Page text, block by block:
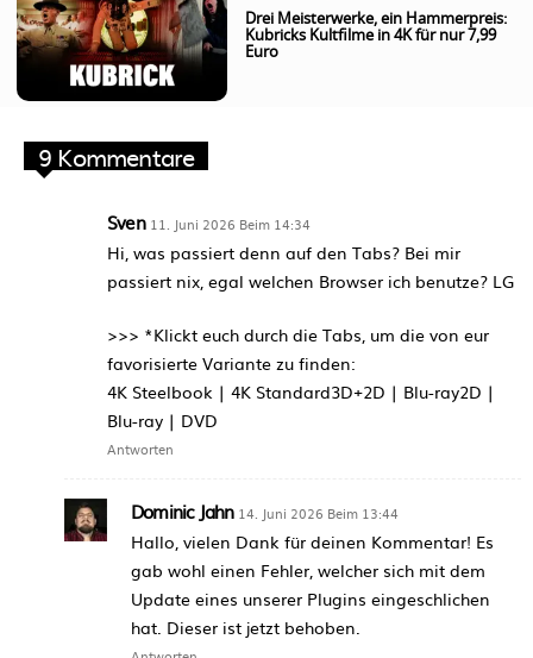
Drei Meisterwerke, ein Hammerpreis:
Kubricks Kultfilme in 4K für nur 7,99
Euro
9 Kommentare
Sven 11. Juni 2026 Beim 14:34
Hi, was passiert denn auf den Tabs? Bei mir
passiert nix, egal welchen Browser ich benutze? LG
>>> *Klickt euch durch die Tabs, um die von eur
favorisierte Variante zu finden:
4K Steelbook | 4K Standard3D+2D | Blu-ray2D |
Blu-ray | DVD
Antworten
Dominic Jahn 14. Juni 2026 Beim 13:44
Hallo, vielen Dank für deinen Kommentar! Es
gab wohl einen Fehler, welcher sich mit dem
Update eines unserer Plugins eingeschlichen
hat. Dieser ist jetzt behoben.